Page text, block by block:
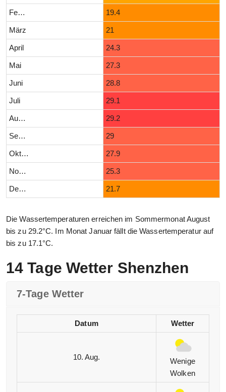
Februar 19.4
März 21
April 24.3
Mai 27.3
Juni 28.8
Juli 29.1
August 29.2
September 29
Oktober 27.9
November 25.3
Dezember 21.7
Die Wassertemperaturen erreichen im Sommermonat August
bis zu 29.2°C. Im Monat Januar fällt die Wassertemperatur auf
bis zu 17.1°C.
14 Tage Wetter Shenzhen
7-Tage Wetter
Datum Wetter
10. Aug.
Wenige
Wolken